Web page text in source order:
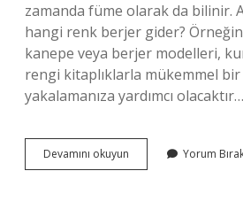
zamanda füme olarak da bilinir.
hangi renk berjer gider?
kanepe veya berjer modelleri,
rengi kitaplıklarla mükemmel
yakalamanıza yardımcı olacaktır…
Devamını okuyun
Rengi
Yorum